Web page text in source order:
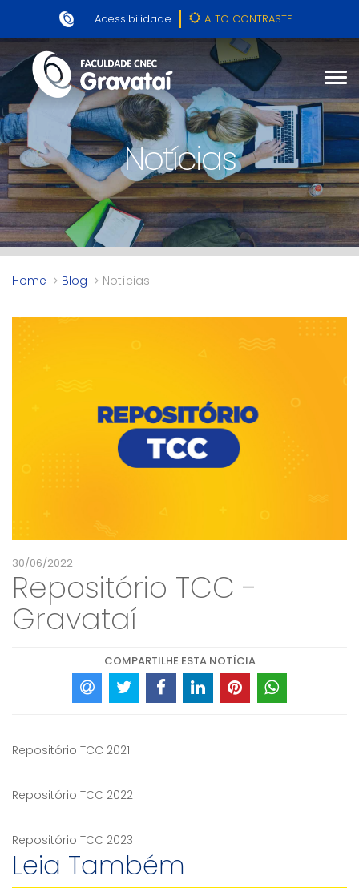
Acessibilidade ALTO CONTRASTE
Notícias
Home Blog Notícias
30/06/2022
Repositório TCC -
Gravataí
COMPARTILHE ESTA NOTÍCIA
Repositório TCC 2021
Repositório TCC 2022
Repositório TCC 2023
Leia Também